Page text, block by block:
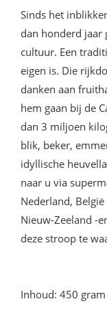
Sinds het
dan honderd jaar
cultuur. Een
eigen is. Die
danken aan
hem gaan bij de
dan 3 miljoen
blik, beker,
idyllische
naar u via
Nederland,
Nieuw-Zeeland -
deze stroop te
Inhoud: 450 gram